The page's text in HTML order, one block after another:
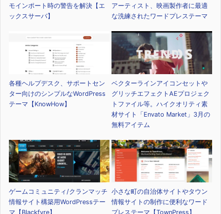
モインポート時の警告を解決【エ
ックスサーバ】
アーティスト、映画製作者に最適
な洗練されたワードプレステーマ
各種ヘルプデスク、サポートセン
ター向けのシンプルなWordPress
テーマ【KnowHow】
ベクターラインアイコンセットや
グリッチエフェクトAEプロジェク
トファイル等。ハイクオリティ素
材サイト「Envato Market」3月の
無料アイテム
ゲームコミュニティ/クランマッチ
情報サイト構築用WordPressテー
マ【Blackfyre】
小さな町の自治体サイトやタウン
情報サイトの制作に便利なワード
プレステーマ【TownPress】